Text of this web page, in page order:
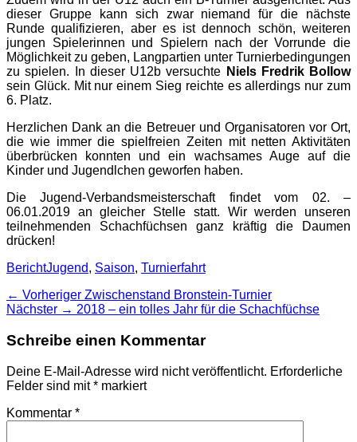
dieser Gruppe kann sich zwar niemand für die nächste
Runde qualifizieren, aber es ist dennoch schön, weiteren
jungen Spielerinnen und Spielern nach der Vorrunde die
Möglichkeit zu geben, Langpartien unter Turnierbedingungen
zu spielen. In dieser U12b versuchte Niels Fredrik Bollow
sein Glück. Mit nur einem Sieg reichte es allerdings nur zum
6. Platz.
Herzlichen Dank an die Betreuer und Organisatoren vor Ort,
die wie immer die spielfreien Zeiten mit netten Aktivitäten
überbrücken konnten und ein wachsames Auge auf die
Kinder und Jugendlchen geworfen haben.
Die Jugend-Verbandsmeisterschaft findet vom 02. –
06.01.2019 an gleicher Stelle statt. Wir werden unseren
teilnehmenden Schachfüchsen ganz kräftig die Daumen
drücken!
Kategorien
BerichtSchlagworte
Jugend, Saison, Turnierfahrt
Beitragsnavigation
← Vorheriger Vorheriger
Beitrag:
Zwischenstand Bronstein-Turnier
Nächster → Nächster
2018 – ein tolles Jahr für die Schachfüchse
Schreibe einen Kommentar
Deine E-Mail-Adresse wird nicht veröffentlicht. Erforderliche
Felder sind mit* markiert
Kommentar *